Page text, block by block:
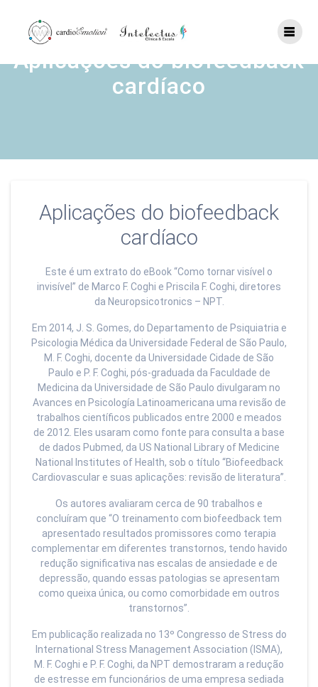
content
Aplicações do biofeedback
cardíaco
Aplicações do biofeedback
cardíaco
Este é um extrato do eBook “Como tornar visível o
invisível” de Marco F. Coghi e Priscila F. Coghi, diretores
da Neuropsicotronics – NPT.
Em 2014, J. S. Gomes, do Departamento de Psiquiatria e
Psicologia Médica da Universidade Federal de São Paulo,
M. F. Coghi, docente da Universidade Cidade de São
Paulo e P. F. Coghi, pós-graduada da Faculdade de
Medicina da Universidade de São Paulo divulgaram no
Avances en Psicología Latinoamericana uma revisão de
trabalhos científicos publicados entre 2000 e meados
de 2012. Eles usaram como fonte para consulta a base
de dados Pubmed, da US National Library of Medicine
National Institutes of Health, sob o título “Biofeedback
Cardiovascular e suas aplicações: revisão de literatura”.
Os autores avaliaram cerca de 90 trabalhos e
concluíram que “O treinamento com biofeedback tem
apresentado resultados promissores como terapia
complementar em diferentes transtornos, tendo havido
redução significativa nas escalas de ansiedade e de
depressão, quando essas patologias se apresentam
como queixa única, ou como comorbidade em outros
transtornos”.
Em publicação realizada no 13º Congresso de Stress do
International Stress Management Association (ISMA),
M. F. Coghi e P. F. Coghi, da NPT demostraram a redução
de estresse em funcionários de uma empresa sediada